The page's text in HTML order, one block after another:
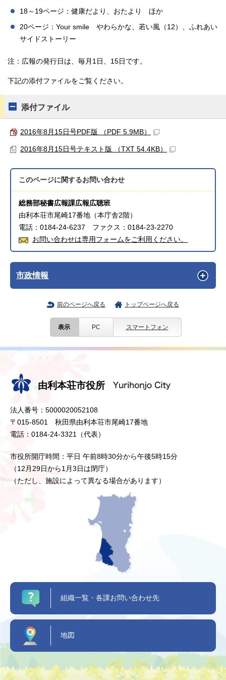
18～19ページ：健康だより、おたより ほか
20ページ：Your smile やわらかな、若い風（12）、ふれあい
サイドストーリー
注：広報の発行日は、毎月1日、15日です。
下記の添付ファイルをご覧ください。
添付ファイル
2016年8月15日号PDF版 （PDF 5.9MB）
2016年8月15日号テキスト版 （TXT 54.4KB）
このページに関するお問い合わせ
総務部秘書広報課広報広聴班
由利本荘市尾崎17番地（本庁舎2階）
電話：0184-24-6237 ファクス：0184-23-2270
お問い合わせは専用フォームをご利用ください。
市政情報
前のページへ戻る トップページへ戻る
表示 PC スマートフォン
由利本荘市役所
法人番号：5000020052108
〒015-8501 秋田県由利本荘市尾崎17番地
電話：0184-24-3321（代表）
市役所開庁時間：平日 午前8時30分から午後5時15分
（12月29日から1月3日は閉庁）
（ただし、施設によって異なる場合があります）
組織一覧・各課お問い合わせ先
地図